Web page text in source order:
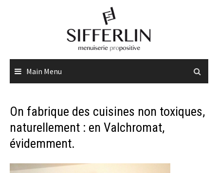
Main Menu
On fabrique des cuisines non toxiques,
naturellement : en Valchromat,
évidemment.